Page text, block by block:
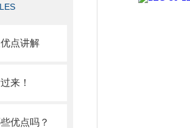
点讲解
来！
优点吗？